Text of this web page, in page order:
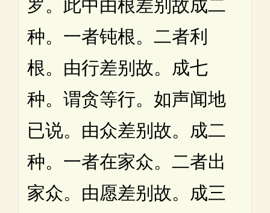
罗。此中由根差别故成二
种。一者钝根。二者利
根。由行差别故。成七
种。谓贪等行。如声闻地
已说。由众差别故。成二
种。一者在家众。二者出
家众。由愿差别故。成三